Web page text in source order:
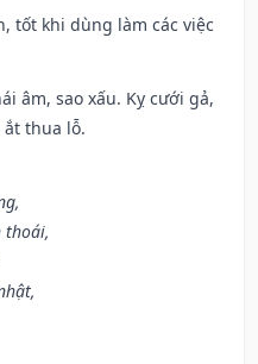
tốt khi dùng làm các việc
âm, sao xấu. Kỵ cưới gả,
thua lỗ.
thoái,